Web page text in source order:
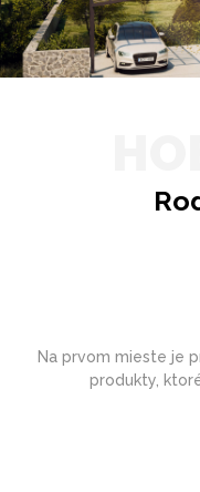
Na prvom mieste je
produkty,